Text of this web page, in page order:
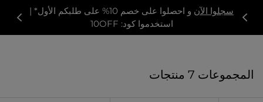
سجلوا الآن
و احصلوا على خصم 10% على طلبكم الأول* |
استخدموا كود: 10OFF
المجموعات 7 منتجات